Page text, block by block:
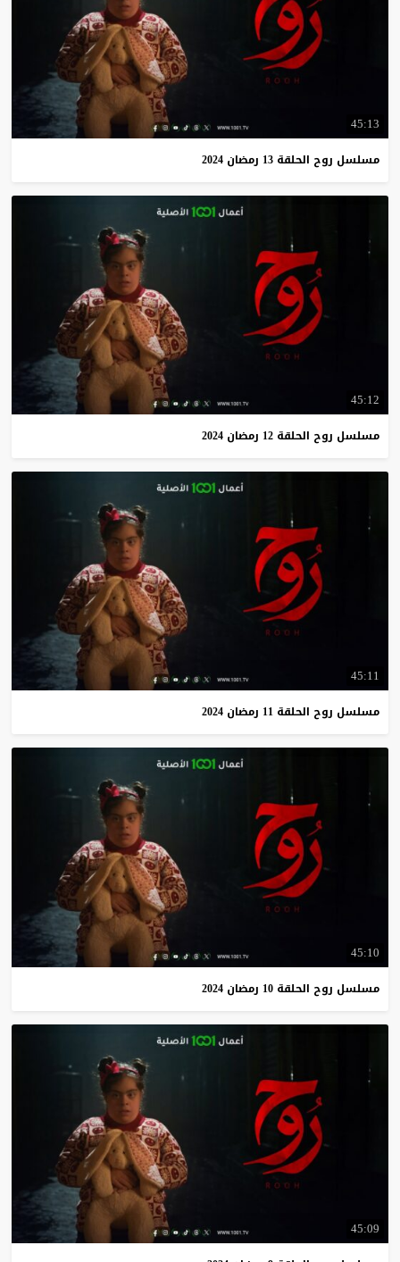
45:13
مسلسل روح الحلقة 13 رمضان 2024
45:12
مسلسل روح الحلقة 12 رمضان 2024
45:11
مسلسل روح الحلقة 11 رمضان 2024
45:10
مسلسل روح الحلقة 10 رمضان 2024
45:09